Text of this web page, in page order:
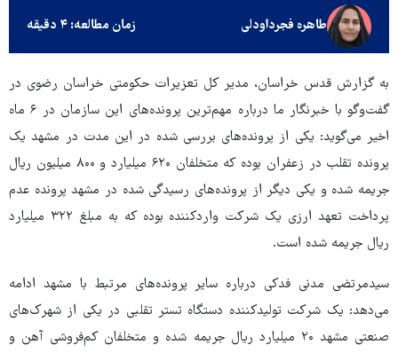
طاهره فجرداودلی زمان مطالعه: ۴ دقیقه
به گزارش قدس خراسان، مدیر کل تعزیرات حکومتی خراسان رضوی در
گفت‌وگو با خبرنگار ما درباره مهم‌ترین پرونده‌های این سازمان در ۶ ماه
اخیر می‌گوید: یکی از پرونده‌های بررسی شده در این مدت در مشهد یک
پرونده تقلب در زعفران بوده که متخلفان ۶۲۰ میلیارد و ۸۰۰ میلیون ریال
جریمه شده و یکی دیگر از پرونده‌های رسیدگی شده در مشهد پرونده عدم
پرداخت تعهد ارزی یک شرکت واردکننده بوده که به مبلغ ۳۲۲ میلیارد
ریال جریمه شده است.
سیدمرتضی مدنی فدکی درباره سایر پرونده‌های مرتبط با مشهد ادامه
می‌دهد: یک شرکت تولیدکننده دستگاه تستر تقلبی در یکی از شهرک‌های
صنعتی مشهد ۲۰ میلیارد ریال جریمه شده و متخلفان کم‌فروشی آهن و